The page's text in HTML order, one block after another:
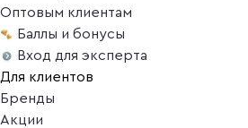
Оптовым клиентам
Баллы и бонусы
Вход для эксперта
Для клиентов
Бренды
Акции